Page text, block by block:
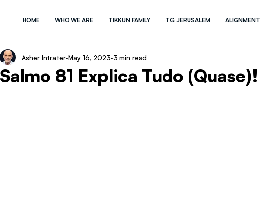
HOME WHO WE ARE TIKKUN FAMILY TG JERUSALEM ALIGNMENT
Salmo 81 Explica Tudo (Quase)!
Asher Intrater May 16, 2023 3 min read